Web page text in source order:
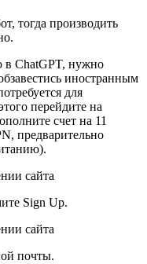
тогда производить
в ChatGPT, нужно
иностранным
для
перейдите на
счет на 11
предварительно
Sign Up.
почты.